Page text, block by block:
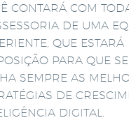
CONTARÁ COM
DE UMA
QUE
PARA QUE
SEMPRE AS
DE
DIGITAL.